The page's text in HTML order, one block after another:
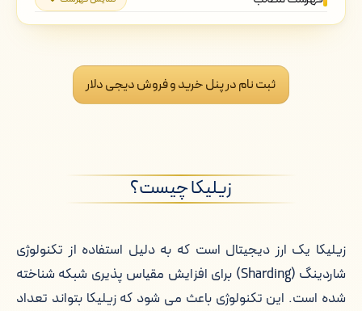
زیلیکا چیست؟
خرید زیلیکا از دیجی دلار
قیمت لحظه ای زیلیکا
تغییرات قیمت زیلیکا
کیف پول های مناسب زیلیکا
ثبت نام در پنل خرید و فروش دیجی دلار
زیلیکا چیست؟
زیلیکا یک ارز دیجیتال است که به دلیل استفاده از تکنولوژی
شاردینگ (Sharding) برای افزایش مقیاس پذیری شبکه شناخته
شده است. این تکنولوژی باعث می شود که زیلیکا بتواند تعداد